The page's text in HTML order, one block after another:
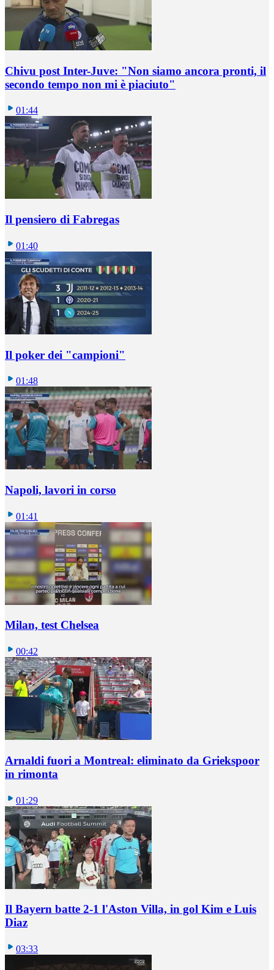
Chivu post Inter-Juve: "Non siamo ancora pronti, il
secondo tempo non mi è piaciuto"
01:44
Il pensiero di Fabregas
01:40
Il poker dei "campioni"
01:48
Napoli, lavori in corso
01:41
Milan, test Chelsea
00:42
Arnaldi fuori a Montreal: eliminato da Griekspoor
in rimonta
01:29
Il Bayern batte 2-1 l'Aston Villa, in gol Kim e Luis
Diaz
03:33